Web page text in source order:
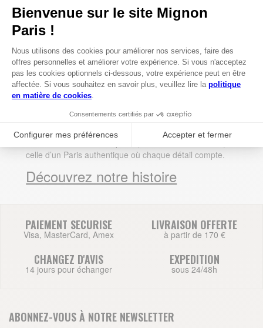
DEPUIS 1885, MIGNON PARIS
INCARNE L’ÉLÉGANCE DU
QUOTIDIEN.
Née au cœur de la capitale française, notre maison a
traversé les époques en célébrant l’artisanat
est un hommage au savoir-faire traditionnel, à l’élégance
intemporelle et à la durabilité. Nos créations, conçues
avec des matériaux de qualité, racontent une histoire,
celle d’un Paris authentique où chaque détail compte.
Découvrez notre histoire
PAIEMENT SECURISE
Visa, MasterCard, Amex
LIVRAISON OFFERTE
à partir de 170 €
CHANGEZ D'AVIS
14 jours pour échanger
EXPEDITION
sous 24/48h
ABONNEZ-VOUS À NOTRE NEWSLETTER